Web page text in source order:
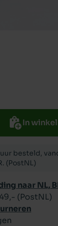
In
uur besteld,
(PostNL)
naar NL,
(PostNL)